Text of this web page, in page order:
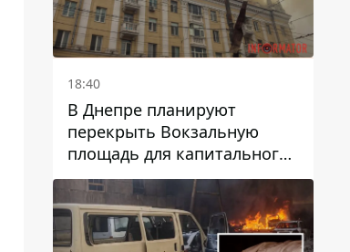
18:40
В Днепре планируют
перекрыть Вокзальную
площадь для капитального
ремонта дома, в который
попала вражеская ракета:
какие сроки